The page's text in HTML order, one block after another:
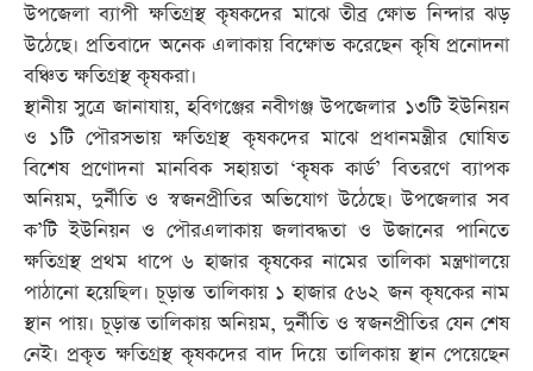
উপজেলা ব্যাপী ক্ষতিগ্রস্থ কৃষকদের মাঝে তীব্র ক্ষোভ নিন্দার ঝড়
উঠেছে। প্রতিবাদে অনেক এলাকায় বিক্ষোভ করেছেন কৃষি প্রনোদনা
বঞ্চিত ক্ষতিগ্রস্থ কৃষকরা।
স্থানীয় সুত্রে জানাযায়, হবিগঞ্জের নবীগঞ্জ উপজেলার ১৩টি ইউনিয়ন
ও ১টি পৌরসভায় ক্ষতিগ্রস্থ কৃষকদের মাঝে প্রধানমন্ত্রীর ঘোষিত
বিশেষ প্রণোদনা মানবিক সহায়তা ‘কৃষক কার্ড’ বিতরণে ব্যাপক
অনিয়ম, দুর্নীতি ও স্বজনপ্রীতির অভিযোগ উঠেছে। উপজেলার সব
ক’টি ইউনিয়ন ও পৌরএলাকায় জলাবদ্ধতা ও উজানের পানিতে
ক্ষতিগ্রস্থ প্রথম ধাপে ৬ হাজার কৃষকের নামের তালিকা মন্ত্রণালয়ে
পাঠানো হয়েছিল। চূড়ান্ত তালিকায় ১ হাজার ৫৬২ জন কৃষকের নাম
স্থান পায়। চূড়ান্ত তালিকায় অনিয়ম, দুর্নীতি ও স্বজনপ্রীতির যেন শেষ
নেই। প্রকৃত ক্ষতিগ্রস্থ কৃষকদের বাদ দিয়ে তালিকায় স্থান পেয়েছেন